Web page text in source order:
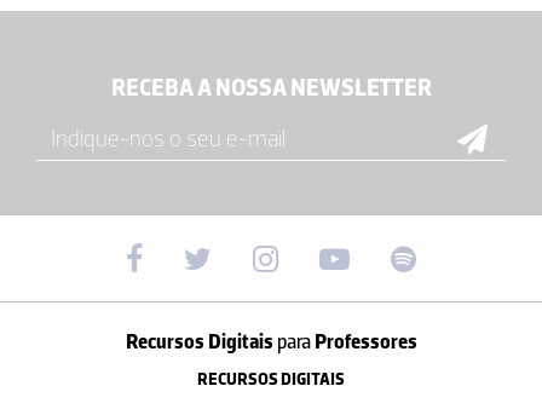
RECEBA A NOSSA NEWSLETTER
Recursos Digitais paraProfessores
RECURSOS DIGITAIS